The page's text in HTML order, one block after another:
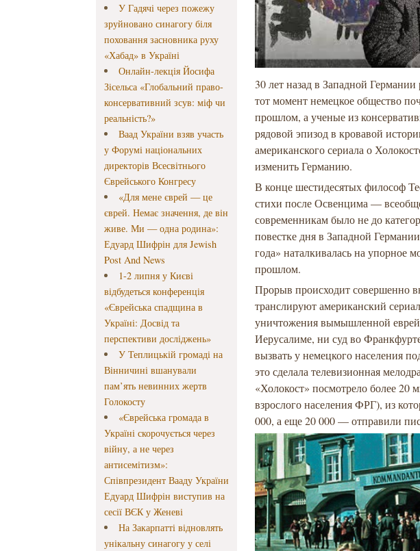
У Гадячі через пожежу
зруйновано синагогу біля
поховання засновника руху
«Хабад» в Україні
Онлайн-лекція Йосифа
Зісельса «Глобальний право-
консервативний зсув: міф чи
реальність?»
Ваад України взяв участь
у Форумі національних
директорів Всесвітнього
Єврейського Конгресу
«Для мене єврей — це
єврей. Немає значення, де він
живе. Ми — одна родина»:
Едуард Шифрін для Jewish
Post And News
1-2 липня у Києві
відбудеться конференція
«Єврейська спадщина в
Україні: Досвід та
перспективи досліджень»
У Теплицькій громаді на
Вінничині вшанували
пам’ять невинних жертв
Голокосту
«Єврейська громада в
Україні скорочується через
війну, а не через
антисемітизм»:
Співпрезидент Вааду України
Едуард Шифрін виступив на
сесії ВЄК у Женеві
На Закарпатті відновлять
унікальну синагогу у селі
30 лет назад в Западной
тот момент немецкое общество
прошлом, а ученые из
рядовой эпизод в кровавой
американского сериала о
изменить Германию.
В конце шестидесятых философ
стихи после Освенцима —
современникам было не до
повестке дня в Западной
года» наталкивалась на упорное
прошлом.
Прорыв происходит совершенно
транслируют американский
уничтожения вымышленной
Иерусалиме, ни суд во
вызвать у немецкого населения
это сделала телевизионная
«Холокост» посмотрело более
взрослого населения ФРГ), из
000, а еще 20 000 — отправили